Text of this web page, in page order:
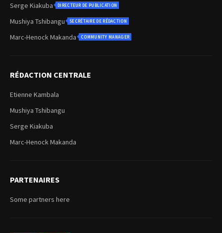
Serge Kiakuba DIRECTEUR DE PUBLICATION
Mushiya Tshibangu SECRÉTAIRE DE RÉDACTION
Marc-Henock Makanda COMMUNITY MANAGER
RÉDACTION CENTRALE
Etienne Kambala
Mushiya Tshibangu
Serge Kiakuba
Marc-Henock Makanda
PARTENAIRES
Some partners here